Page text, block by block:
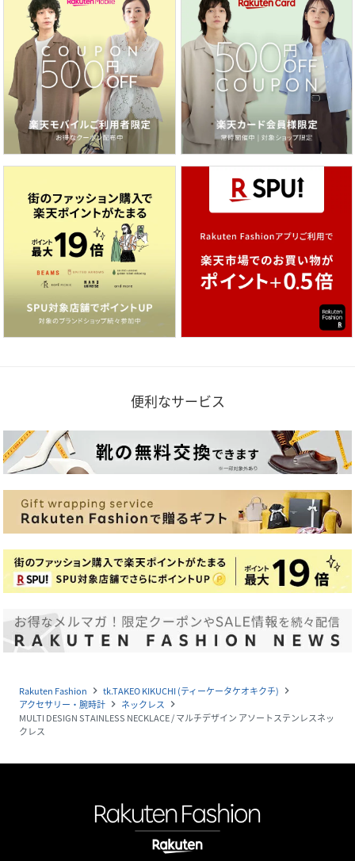
便利なサービス
Rakuten Fashion navigate_next tk.TAKEO KIKUCHI (ティーケータケオキクチ) navigate_next
アクセサリー・腕時計 navigate_next ネックレス navigate_next
MULTI DESIGN STAINLESS NECKLACE / マルチデザイン アソートステンレスネッ
クレス